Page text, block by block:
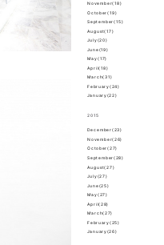
November(18)
October(19)
September(15)
August(17)
July(20)
June(19)
May(17)
April(18)
March(31)
February(24)
January(22)
2015
December(23)
November(26)
October(27)
September(28)
August(27)
July(27)
June(25)
May(27)
April(28)
March(27)
February(25)
January(26)